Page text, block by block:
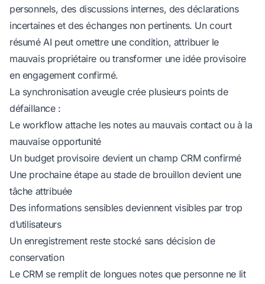
personnels, des discussions internes, des déclarations
incertaines et des échanges non pertinents. Un court
résumé AI peut omettre une condition, attribuer le
mauvais propriétaire ou transformer une idée provisoire
en engagement confirmé.
La synchronisation aveugle crée plusieurs points de
défaillance :
Le workflow attache les notes au mauvais contact ou à la
mauvaise opportunité
Un budget provisoire devient un champ CRM confirmé
Une prochaine étape au stade de brouillon devient une
tâche attribuée
Des informations sensibles deviennent visibles par trop
d’utilisateurs
Un enregistrement reste stocké sans décision de
conservation
Le CRM se remplit de longues notes que personne ne lit